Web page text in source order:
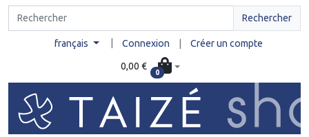
Rechercher
français Connexion Créer un compte
0,00 €
0